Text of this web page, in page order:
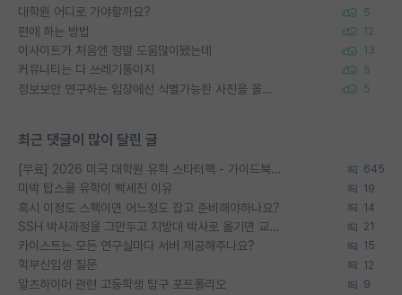
대학원 어디로 가야할까요? 5
편애 하는 방법 12
이사이트가 처음엔 정말 도움많이됐는데 13
커뮤니티는 다 쓰레기통이지 5
정보보안 연구하는 입장에선 식별가능한 사진을 올리는건 비추이긴함 5
최근 댓글이 많이 달린 글
[무료] 2026 미국 대학원 유학 스타터팩 - 가이드북 & 합격자 컨택메일 템플릿 645
미박 탑스쿨 유학이 빡세진 이유 19
혹시 이정도 스펙이면 어느정도 잡고 준비해야하나요? 14
SSH 박사과정을 그만두고 지방대 박사로 옮기면 교수의 꿈은 끝일까요? 21
카이스트는 모든 연구실마다 서버 제공해주나요? 15
학부신입생 질문 12
알츠하이머 관련 고등학생 탐구 포트폴리오 9